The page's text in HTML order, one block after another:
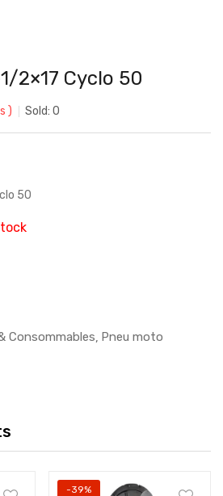
2×17 Cyclo 50
Sold: 0
50
Consommables Pneu moto
-39%